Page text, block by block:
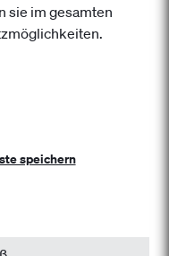
sie im gesamten
speichern